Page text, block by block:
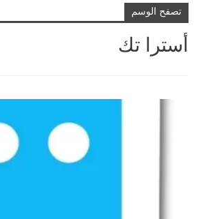
تصفح الوسم
أسترا تك